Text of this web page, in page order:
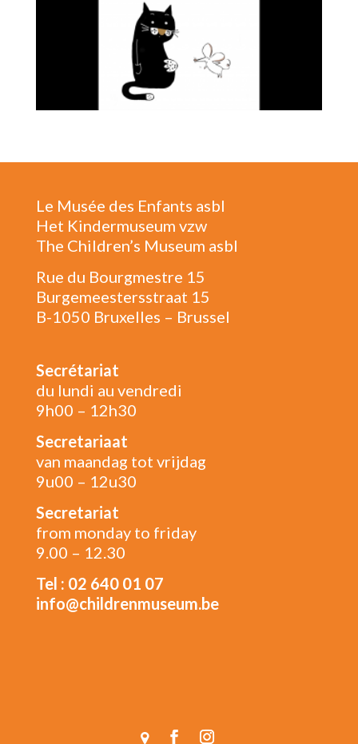
Le Musée des Enfants asbl
Het Kindermuseum vzw
The Children’s Museum asbl
Rue du Bourgmestre 15
Burgemeestersstraat 15
B-1050 Bruxelles – Brussel
Secrétariat
du lundi au vendredi
9h00 – 12h30
Secretariaat
van maandag tot vrijdag
9u00 – 12u30
Secretariat
from monday to friday
9.00 – 12.30
Tel : 02 640 01 07
info@childrenmuseum.be